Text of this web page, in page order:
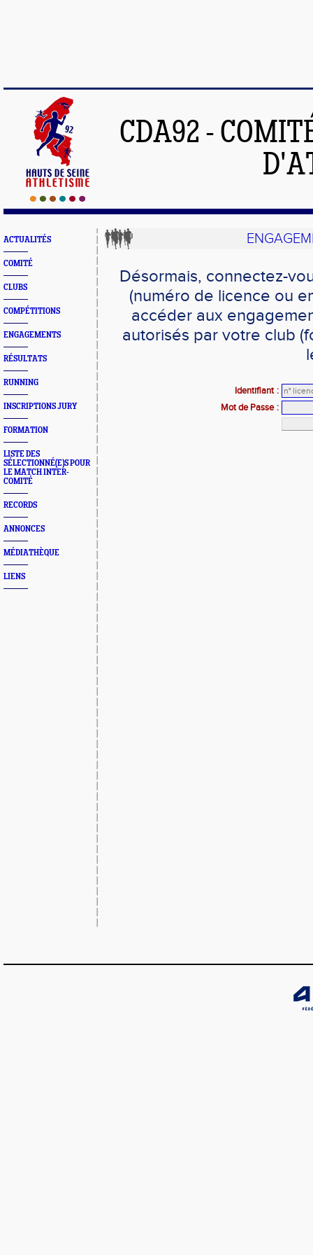
CDA92 -
ACTUALITÉS
COMITÉ
CLUBS
COMPÉTITIONS
ENGAGEMENTS
RÉSULTATS
RUNNING
INSCRIPTIONS JURY
FORMATION
LISTE DES
SÉLECTIONNÉ(E)S POUR
LE MATCH INTER-
COMITÉ
RECORDS
ANNONCES
MÉDIATHÈQUE
LIENS
Désormais, connectez-
(numéro de licence ou
accéder aux
autorisés par votre club
Identifiant :
Mot de Passe :